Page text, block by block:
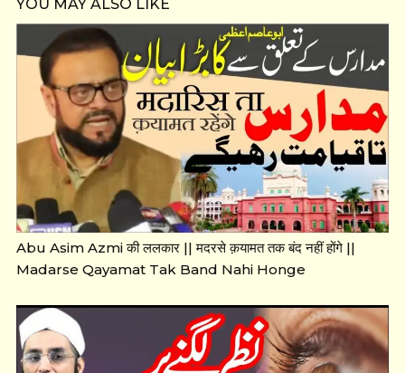
YOU MAY ALSO LIKE
Abu Asim Azmi की ललकार || मदरसे क़यामत तक बंद नहीं होंगे ||
Madarse Qayamat Tak Band Nahi Honge